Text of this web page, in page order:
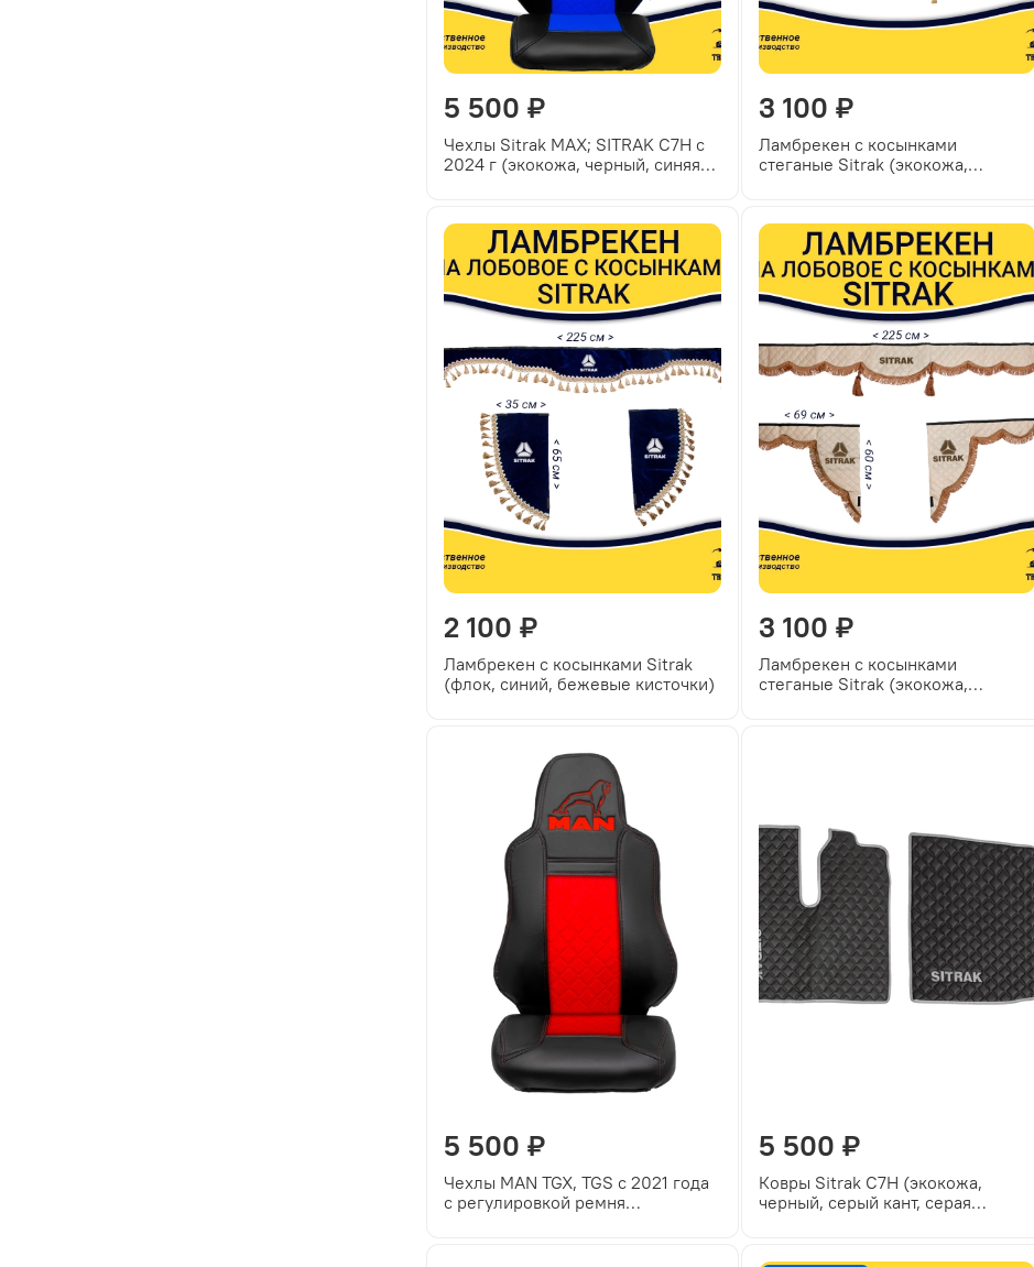
5 500 ₽
Чехлы Sitrak MAX; SITRAK C7H с
2024 г (экокожа, черный, синяя
3 100 ₽
Ламбрекен с косынками
стеганые Sitrak (экокожа,
2 100 ₽
Ламбрекен с косынками Sitrak
(флок, синий, бежевые кисточки)
3 100 ₽
Ламбрекен с косынками
стеганые Sitrak (экокожа,
5 500 ₽
Чехлы MAN TGX, TGS с 2021 года
c регулировкой ремня
5 500 ₽
Ковры Sitrak C7H (экокожа,
черный, серый кант, серая